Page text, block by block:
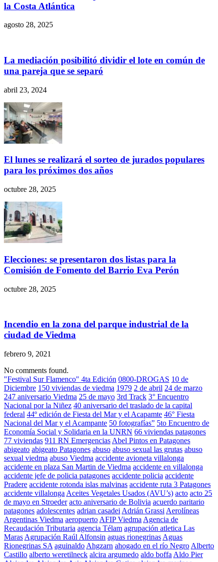
la Costa Atlántica
agosto 28, 2025
La mediación posibilitó dividir el lote en común de
una pareja que se separó
abril 23, 2024
El lunes se realizará el sorteo de jurados populares
para los próximos dos años
octubre 28, 2025
Elecciones: se presentaron dos listas para la
Comisión de Fomento del Barrio Eva Perón
octubre 28, 2025
Incendio en la zona del parque industrial de la
ciudad de Viedma
febrero 9, 2021
No comments found.
"Festival Sur Flamenco" 4ta Edición 0800-DROGAS 10 de
Diciembre 150 viviendas de viedma 1979 2 de abril 24 de marzo
247 aniversario Viedma 25 de mayo 3rd Track 3° Encuentro
Nacional por la Niñez 40 aniversario del traslado de la capital
federal 44º edición de Fiesta del Mar y el Acapamte 46° Fiesta
Nacional del Mar y el Acampante 50 fotografías” 5to Encuentro de
Economía Social y Solidaria en la UNRN 66 viviendas patagones
77 viviendas 911 RN Emergencias Abel Pintos en Patagones
abigeato abigeato Patagones abuso abuso sexual las grutas abuso
sexual viedma abuso Viedma accidente avioneta villalonga
accidente en plaza San Martin de Viedma accidente en villalonga
accidente jefe de policia patagones accidente policia accidente
Pradere accidente rotonda islas malvinas accidente ruta 3 Patagones
accidente villalonga Aceites Vegetales Usados (AVU’s) acto acto 25
de mayo en Stroeder acto aniversario de Bolivia acuerdo paritario
patagones adolescentes adrian casadei Adrián Grassi Aerolíneas
Argentinas Viedma aeropuerto AFIP Viedma Agencia de
Recaudación Tributaria agencia Télam agrupación atletica Las
Maras Agrupación Raúl Alfonsin aguas rionegrinas Aguas
Rionegrinas SA aguinaldo Ahgzarn ahogado en el río Negro Alberto
Castillo alberto weretilneck alcira argumedo aldo boffa Aldo Pier